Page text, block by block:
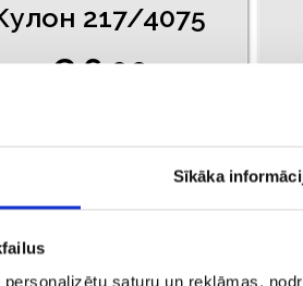
Sīkāka
saturu un reklāmas,
217/4075
€ 6.00